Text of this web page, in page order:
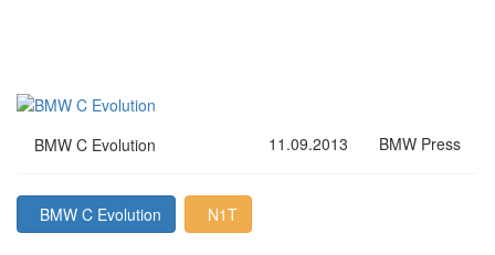
BMW C Evolution 11.09.2013 BMW Press
BMW C Evolution N1T